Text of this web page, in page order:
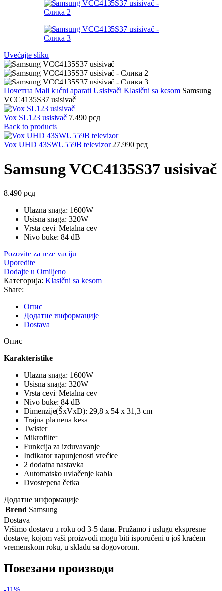
Uvećajte sliku
Почетна Mali kućni aparati Usisivači Klasični sa kesom Samsung
VCC4135S37 usisivač
Vox SL123 usisivač 7.490 рсд
Back to products
Vox UHD 43SWU559B televizor27.990 рсд
Samsung VCC4135S37 usisivač
8.490 рсд
Ulazna snaga: 1600W
Usisna snaga: 320W
Vrsta cevi: Metalna cev
Nivo buke: 84 dB
Pozovite za rezervaciju
Uporedite
Dodajte u Omiljeno
Категорија: Klasični sa kesom
Share:
Опис
Додатне информације
Dostava
Опис
Karakteristike
Ulazna snaga: 1600W
Usisna snaga: 320W
Vrsta cevi: Metalna cev
Nivo buke: 84 dB
Dimenzije(ŠxVxD): 29,8 x 54 x 31,3 cm
Trajna platnena kesa
Twister
Mikrofilter
Funkcija za izduvavanje
Indikator napunjenosti vrećice
2 dodatna nastavka
Automatsko uvlačenje kabla
Dvostepena četka
Додатне информације
Brend Samsung
Dostava
Vršimo dostavu u roku od 3-5 dana. Pružamo i uslugu ekspresne
dostave, kojom vaši proizvodi mogu biti isporučeni u još kraćem
vremenskom roku, u skladu sa dogovorom.
Повезани производи